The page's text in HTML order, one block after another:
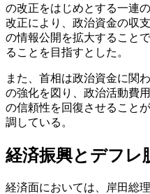
の改正をはじめとする一連
改正により、政治資金の収
の情報公開を拡大すること
ることを目指すとした。
また、首相は政治資金に関
の強化を図り、政治活動費
の信頼性を回復させること
調している。
経済振興とデフレ
経済面においては、岸田総